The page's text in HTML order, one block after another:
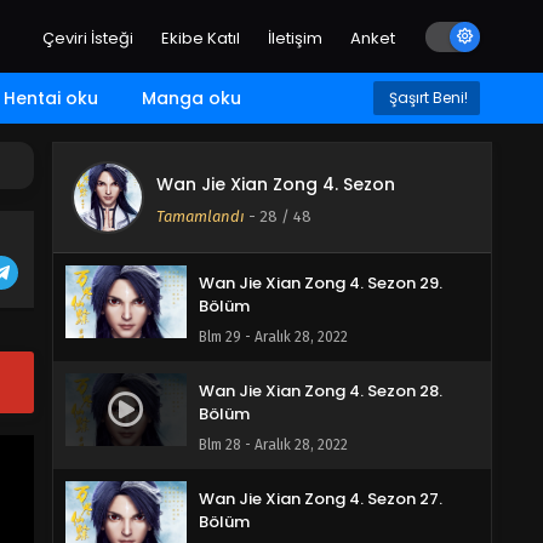
Çeviri İsteği Ekibe Katıl İletişim Anket
Hentai oku Manga oku Şaşırt Beni!
Wan Jie Xian Zong 4. Sezon
Tamamlandı - 28 / 48
Wan Jie Xian Zong 4. Sezon 31.
Bölüm
Blm 31 - Aralık 28, 2022
Wan Jie Xian Zong 4. Sezon 30.
Bölüm
Wan Jie Xian Zong 4. Sezon 29.
Bölüm
Blm 29 - Aralık 28, 2022
Wan Jie Xian Zong 4. Sezon 28.
Bölüm
Blm 28 - Aralık 28, 2022
Wan Jie Xian Zong 4. Sezon 27.
Bölüm